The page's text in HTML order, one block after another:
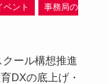
ベント
事務局の
ール構想推進
DXの底上げ・